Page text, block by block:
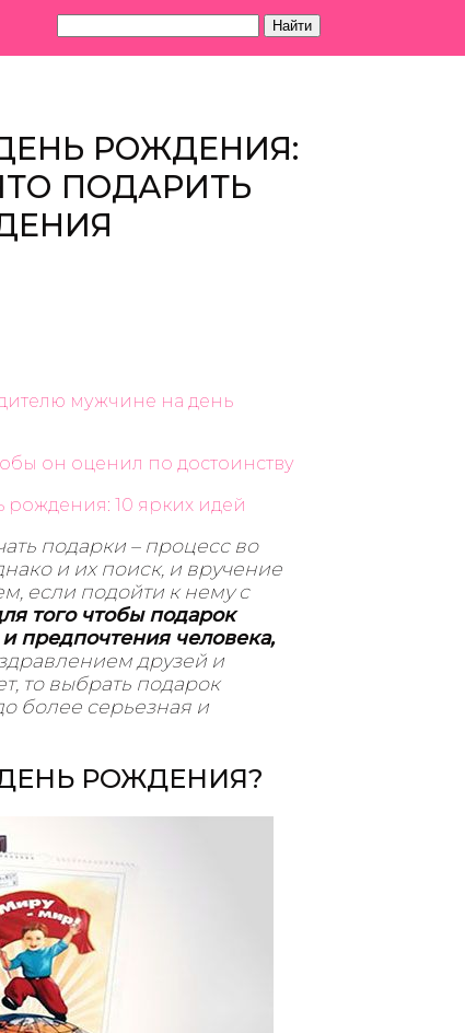
Найти
РОЖДЕНИЯ:
ПОДАРИТЬ
мужчине на день
он оценил по достоинству
рождения: 10 ярких идей
подарки – процесс во
и их поиск, и вручение
если подойти к нему с
того чтобы подарок
предпочтения человека,
друзей и
то выбрать подарок
более серьезная и
РОЖДЕНИЯ?